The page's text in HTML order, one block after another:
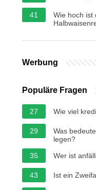
41
Wie hoch ist
Werbung
Populäre Fragen
27 Wie viel
29
Was
legen?
35
Wer ist
43 Ist ein